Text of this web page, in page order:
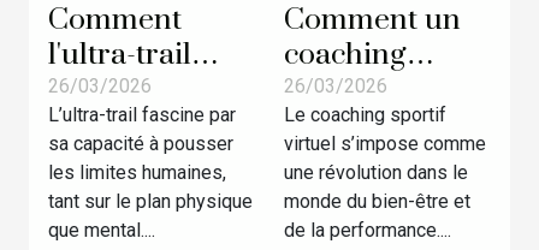
Comment
l'ultra-trail
forge la
résilience chez
les athlètes ?
26/03/2026
L’ultra-trail fascine par
sa capacité à pousser
les limites humaines,
tant sur le plan physique
que mental....
Comment un
coaching
sportif virtuel
peut
transformer
votre routine
d'entraînement
26/03/2026
Le coaching sportif
virtuel s’impose comme
une révolution dans le
monde du bien-être et
de la performance....